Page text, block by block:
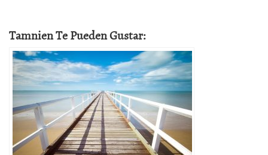
Tamnien Te Pueden Gustar: